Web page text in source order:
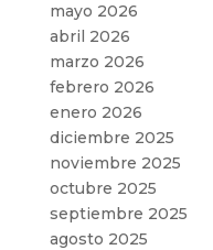
mayo 2026
abril 2026
marzo 2026
febrero 2026
enero 2026
diciembre 2025
noviembre 2025
octubre 2025
septiembre 2025
agosto 2025